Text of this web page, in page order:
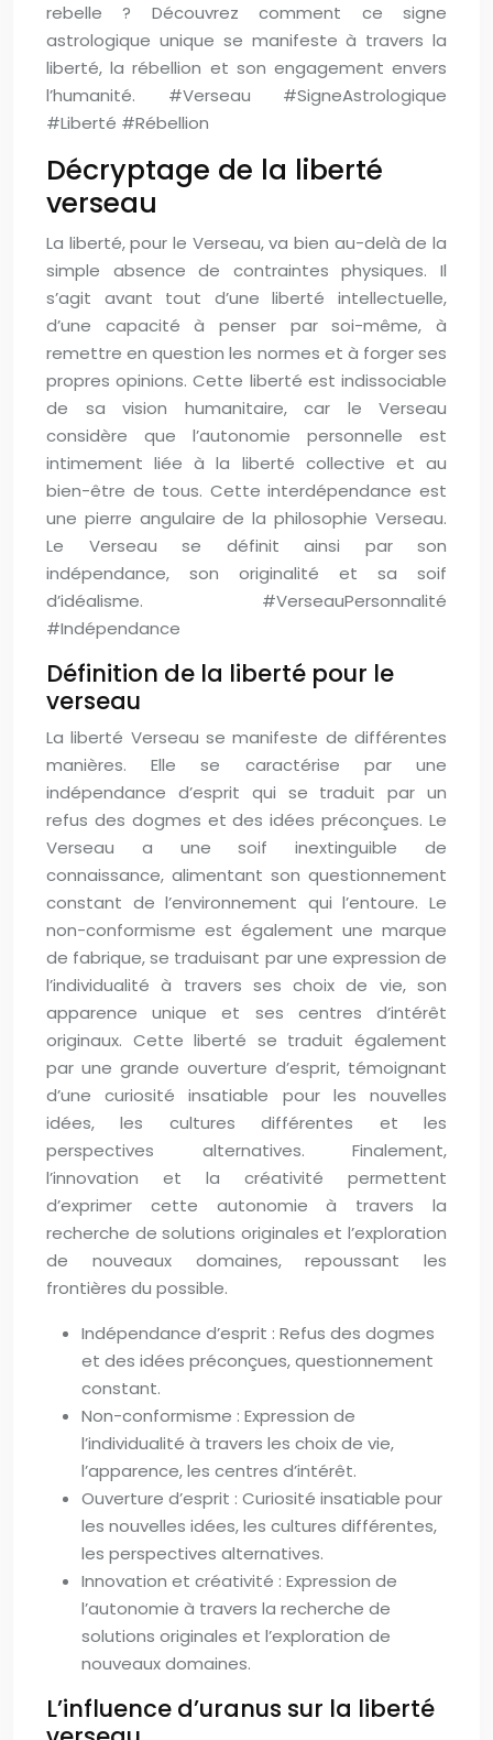
rebelle ? Découvrez comment ce signe
astrologique unique se manifeste à travers la
liberté, la rébellion et son engagement envers
l’humanité. #Verseau #SigneAstrologique
#Liberté #Rébellion
Décryptage de la liberté
verseau
La liberté, pour le Verseau, va bien au-delà de la
simple absence de contraintes physiques. Il
s’agit avant tout d’une liberté intellectuelle,
d’une capacité à penser par soi-même, à
remettre en question les normes et à forger ses
propres opinions. Cette liberté est indissociable
de sa vision humanitaire, car le Verseau
considère que l’autonomie personnelle est
intimement liée à la liberté collective et au
bien-être de tous. Cette interdépendance est
une pierre angulaire de la philosophie Verseau.
Le Verseau se définit ainsi par son
indépendance, son originalité et sa soif
d’idéalisme. #VerseauPersonnalité
#Indépendance
Définition de la liberté pour le
verseau
La liberté Verseau se manifeste de différentes
manières. Elle se caractérise par une
indépendance d’esprit qui se traduit par un
refus des dogmes et des idées préconçues. Le
Verseau a une soif inextinguible de
connaissance, alimentant son questionnement
constant de l’environnement qui l’entoure. Le
non-conformisme est également une marque
de fabrique, se traduisant par une expression de
l’individualité à travers ses choix de vie, son
apparence unique et ses centres d’intérêt
originaux. Cette liberté se traduit également
par une grande ouverture d’esprit, témoignant
d’une curiosité insatiable pour les nouvelles
idées, les cultures différentes et les
perspectives alternatives. Finalement,
l’innovation et la créativité permettent
d’exprimer cette autonomie à travers la
recherche de solutions originales et l’exploration
de nouveaux domaines, repoussant les
frontières du possible.
Indépendance d’esprit : Refus des dogmes
et des idées préconçues, questionnement
constant.
Non-conformisme : Expression de
l’individualité à travers les choix de vie,
l’apparence, les centres d’intérêt.
Ouverture d’esprit : Curiosité insatiable pour
les nouvelles idées, les cultures différentes,
les perspectives alternatives.
Innovation et créativité : Expression de
l’autonomie à travers la recherche de
solutions originales et l’exploration de
nouveaux domaines.
L’influence d’uranus sur la liberté